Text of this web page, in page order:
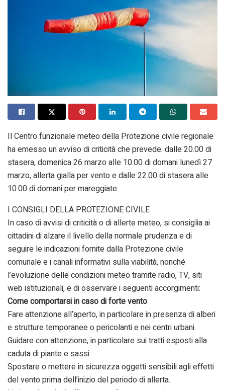
Il Centro funzionale meteo della Protezione civile regionale
ha emesso un avviso di criticità che prevede: dalle 20.00 di
stasera, domenica 26 marzo alle 10.00 di domani lunedì 27
marzo, allerta gialla per vento e dalle 22.00 di stasera alle
10.00 di domani per mareggiate.
I CONSIGLI DELLA PROTEZIONE CIVILE
In caso di avvisi di criticità o di allerte meteo, si consiglia ai
cittadini di alzare il livello della normale prudenza e di
seguire le indicazioni fornite dalla Protezione civile
comunale e i canali informativi sulla viabilità, nonché
l’evoluzione delle condizioni meteo tramite radio, TV, siti
web istituzionali, e di osservare i seguenti accorgimenti:
Come comportarsi in caso di forte vento
Fare attenzione all’aperto, in particolare in presenza di alberi
e strutture temporanee o pericolanti e nei centri urbani.
Guidare con attenzione, in particolare sui tratti esposti alla
caduta di piante e sassi.
Spostare o mettere in sicurezza oggetti sensibili agli effetti
del vento prima dell’inizio del periodo di allerta.